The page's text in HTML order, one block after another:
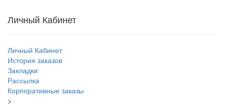
Личный Кабинет
Личный Кабинет
История заказов
Закладки
Рассылка
Корпоративные заказы
>